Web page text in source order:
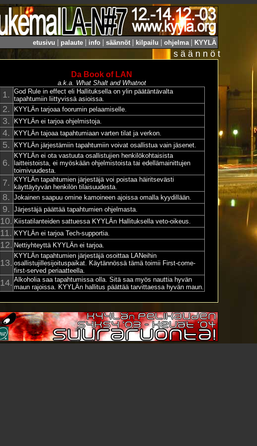
etusivu | palaute| info| säännöt| kilpailu | ohjelma| KYYLÄ
s ä ä n n ö t
Da Book of LAN
a.k.a. What Shalt and Whatnot
1. God Rule in effect eli Hallituksella on ylin päätäntävalta
tapahtumiin liittyvissä asioissa.
2. KYYLÄn tarjoaa foorumin pelaamiselle.
3. KYYLÄn ei tarjoa ohjelmistoja.
4. KYYLÄn tajoaa tapahtumiaan varten tilat ja verkon.
5. KYYLÄn järjestämiin tapahtumiin voivat osallistua vain jäsenet.
6.
KYYLÄn ei ota vastuuta osallistujien henkilökohtaisista
laitteistoista, ei myöskään ohjelmistoista tai edellämainittujen
toimivuudesta.
7.
KYYLÄn tapahtumien järjestäjä voi poistaa häiritsevästi
käyttäytyvän henkilön tilaisuudesta.
8. Jokainen saapuu omine kamoineen ajoissa omalla kyydillään.
9. Järjestäjä päättää tapahtumien ohjelmasta.
10. Kiistatilanteiden sattuessa KYYLÄn Hallituksella veto-oikeus.
11. KYYLÄn ei tarjoa Tech-supportia.
12. Nettiyhteyttä KYYLÄn ei tarjoa.
13.
KYYLÄn tapahtumien järjestäjä osoittaa LANeihin
osallistujillesijoituspaikat. Käytännössä tämä toimii First-come-
first-served periaatteella.
14. Alkoholia saa tapahtumissa olla. Sitä saa myös nauttia hyvän
maun rajoissa. KYYLÄn hallitus päättää tarvittaessa hyvän maun.